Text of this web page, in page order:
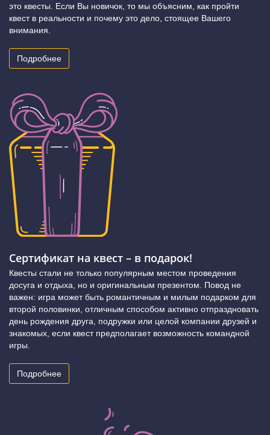
это квесты. Если Вы новичок, то мы объясним, как пройти
квест в реальности и почему это дело, стоящее Вашего
внимания.
Подробнее
Сертификат на квест – в подарок!
Квесты стали не только популярным местом проведения
досуга и отдыха, но и оригинальным презентом. Повод не
важен: игра может быть романтичным и милым подарком для
второй половинки, отличным способом активно отпраздновать
день рождения друга, подружки или целой компании друзей и
знакомых, если квест предполагает возможность командной
игры.
Подробнее